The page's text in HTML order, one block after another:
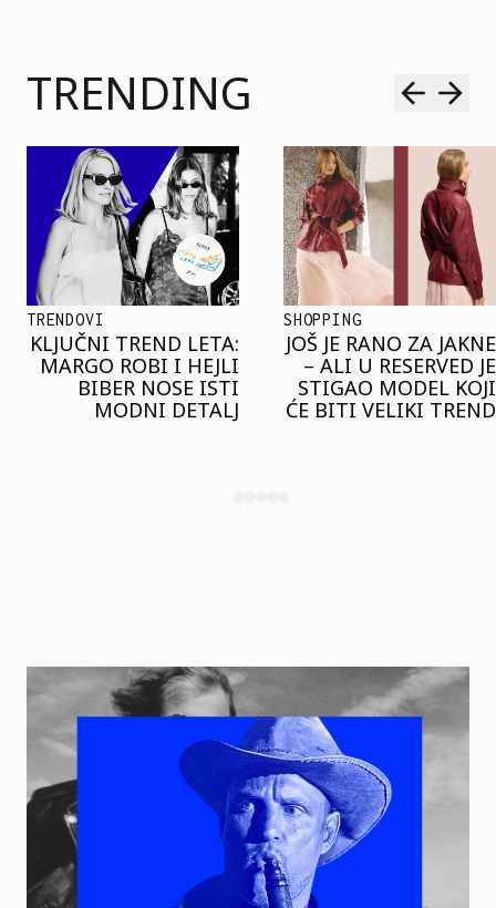
TRENDING
SHOPPING
JOŠ JE RANO ZA JAKNE
– ALI U RESERVED JE
STIGAO MODEL KOJI
ĆE BITI VELIKI TREND
TRENDOVI
NAJVEĆI MIKRO-
TREND SEZONE VAS
POZIVA DA SPOJITE
NESPOJIVO